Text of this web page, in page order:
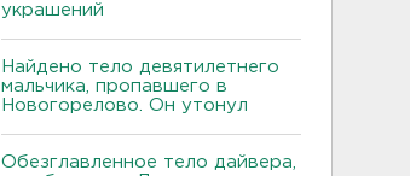
украшений
Найдено тело девятилетнего
мальчика, пропавшего в
Новогорелово. Он утонул
Обезглавленное тело дайвера,